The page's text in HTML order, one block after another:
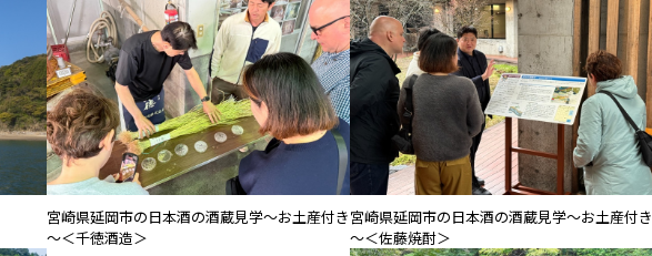
宮崎県延岡市の日本酒の酒蔵見学～お土産付き
～＜千徳酒造＞
宮崎県延岡市の日本酒の酒蔵見学～お土産付き
～＜佐藤焼酎＞